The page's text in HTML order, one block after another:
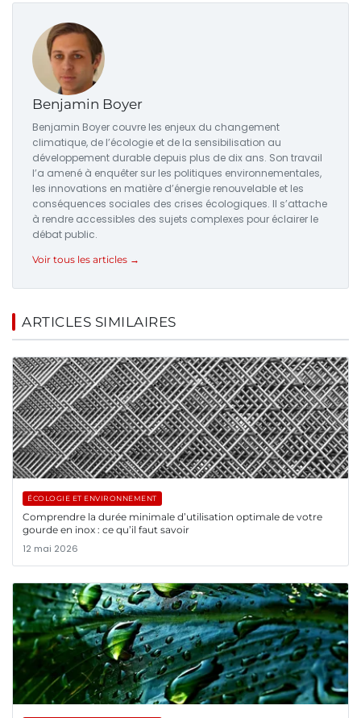
Benjamin Boyer
Benjamin Boyer couvre les enjeux du changement
climatique, de l’écologie et de la sensibilisation au
développement durable depuis plus de dix ans. Son travail
l’a amené à enquêter sur les politiques environnementales,
les innovations en matière d’énergie renouvelable et les
conséquences sociales des crises écologiques. Il s’attache
à rendre accessibles des sujets complexes pour éclairer le
débat public.
Voir tous les articles →
ARTICLES SIMILAIRES
ÉCOLOGIE ET ENVIRONNEMENT
Comprendre la durée minimale d’utilisation optimale de votre
gourde en inox : ce qu’il faut savoir
12 mai 2026